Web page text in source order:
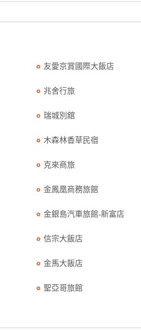
友愛京賞國際大飯店
兆舍行旅
瑞城別舘
木森林香草民宿
克來商旅
金鳳凰商務旅館
金銀島汽車旅館-新富店
信宗大飯店
金馬大飯店
聖亞哥旅館